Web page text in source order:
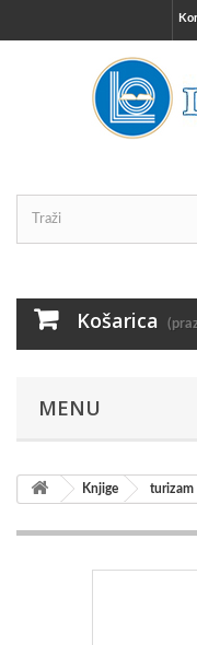
Košarica
MENU
Knjige turizam